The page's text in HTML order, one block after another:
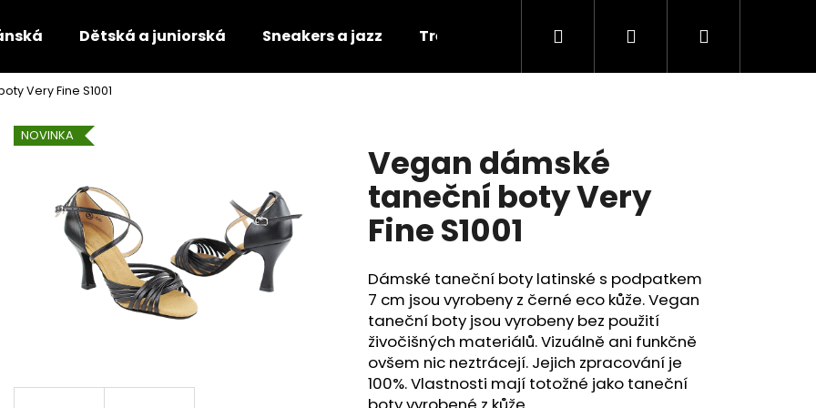
Dětská a juniorská Sneakers a jazz Tréninkové Cvičky Dárkové poukazy
Hledat PřihlášeníNákupní
Very Fine S1001
Vegan dámské
taneční boty Very
Fine S1001
Dámské taneční boty latinské s podpatkem
7 cm jsou vyrobeny z černé eco kůže. Vegan
taneční boty jsou vyrobeny bez použití
živočišných materiálů. Vizuálně ani funkčně
ovšem nic neztrácejí. Jejich zpracování je
100%. Vlastnosti mají totožné jako taneční
NOVINKA
Co potřebujete najít?
Doporučujeme
TANEČNÍ BOTY S PLNOU ŠPIČKOU TANEČNÍ BOTY S PLNOU ŠPIČKOU PD 121,